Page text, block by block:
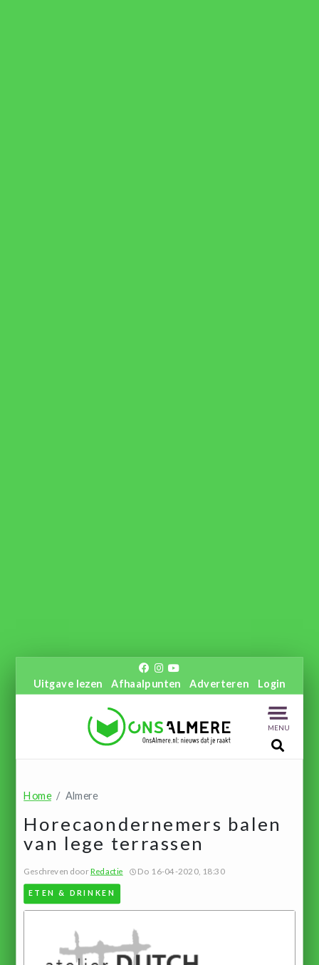
Uitgave lezen Afhaalpunten Adverteren Login
MENU
Home Almere
Horecaondernemers balen
van lege terrassen
Geschreven doorRedactie Do 16-04-2020, 18:30
ETEN & DRINKEN